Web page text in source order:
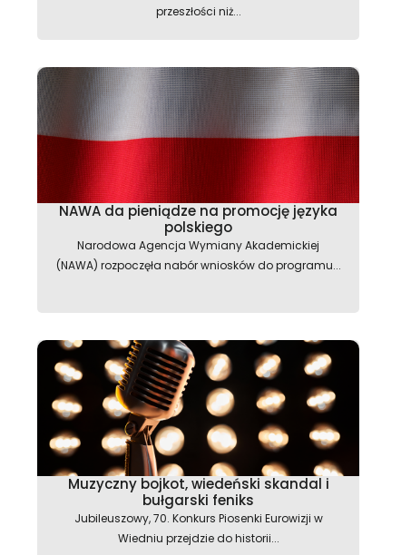
przeszłości niż...
NAWA da pieniądze na promocję języka
polskiego
Narodowa Agencja Wymiany Akademickiej
(NAWA) rozpoczęła nabór wniosków do programu...
Muzyczny bojkot, wiedeński skandal i
bułgarski feniks
Jubileuszowy, 70. Konkurs Piosenki Eurowizji w
Wiedniu przejdzie do historii...